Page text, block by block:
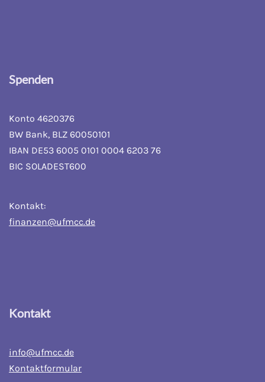
Spenden
Konto 4620376
BW Bank, BLZ 60050101
IBAN DE53 6005 0101 0004 6203 76
BIC SOLADEST600
Kontakt:
finanzen@ufmcc.de
Kontakt
info@ufmcc.de
Kontaktformular